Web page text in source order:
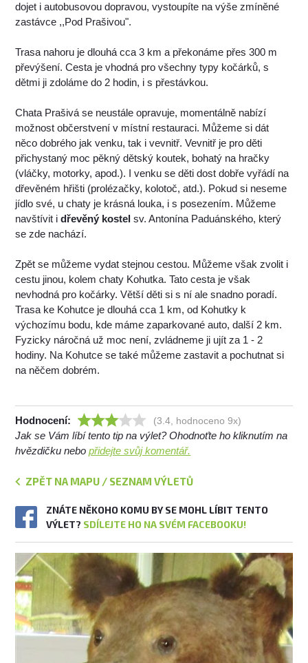
dojet i autobusovou dopravou, vystoupíte na výše zmíněné
zastávce ,,Pod Prašivou".
Trasa nahoru je dlouhá cca 3 km a překonáme přes 300 m
převýšení. Cesta je vhodná pro všechny typy kočárků, s
dětmi ji zdoláme do 2 hodin, i s přestávkou.
Chata Prašivá se neustále opravuje, momentálně nabízí
možnost občerstvení v místní restauraci. Můžeme si dát
něco dobrého jak venku, tak i vevnitř. Vevnitř je pro děti
přichystaný moc pěkný dětský koutek, bohatý na hračky
(vláčky, motorky, apod.). I venku se děti dost dobře vyřádí na
dřevěném hřišti (prolézačky, kolotoč, atd.). Pokud si neseme
jídlo své, u chaty je krásná louka, i s posezením. Můžeme
navštívit idřevěný kostel sv. Antonína Paduánského, který
se zde nachází.
Zpět se můžeme vydat stejnou cestou. Můžeme však zvolit i
cestu jinou, kolem chaty Kohutka. Tato cesta je však
nevhodná pro kočárky. Větší děti si s ní ale snadno poradí.
Trasa ke Kohutce je dlouhá cca 1 km, od Kohutky k
výchozímu bodu, kde máme zaparkované auto, další 2 km.
Fyzicky náročná už moc není, zvládneme ji ujít za 1 - 2
hodiny. Na Kohutce se také můžeme zastavit a pochutnat si
na něčem dobrém.
Hodnocení: (3.4, hodnoceno 9x)
Jak se Vám líbí tento tip na výlet? Ohodnoťte ho kliknutím na
hvězdičku nebopřidejte svůj komentář.
ZPĚT NA MAPU / SEZNAM VÝLETŮ
ZNÁTE NĚKOHO KOMU BY SE MOHL LÍBIT TENTO
VÝLET? SDÍLEJTE HO NA SVÉM FACEBOOKU!